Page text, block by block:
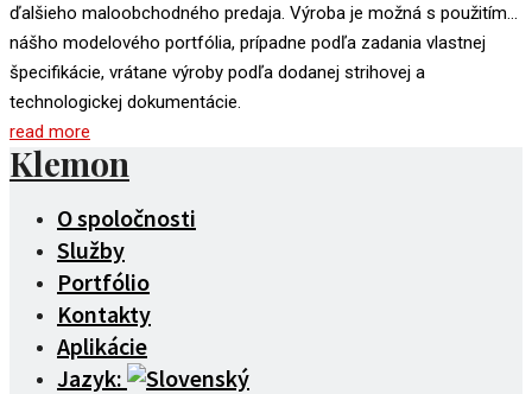
ďalšieho maloobchodného predaja. Výroba je možná s použitím…
nášho modelového portfólia, prípadne podľa zadania vlastnej
špecifikácie, vrátane výroby podľa dodanej strihovej a
technologickej dokumentácie.
read more
Klemon
O spoločnosti
Služby
Portfólio
Kontakty
Aplikácie
Jazyk: